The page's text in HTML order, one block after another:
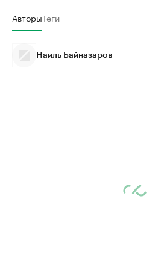
АвторыТеги
Наиль Байназаров